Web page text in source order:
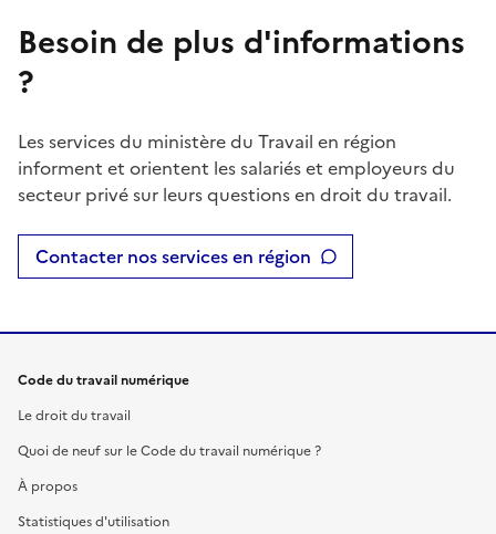
Besoin de plus d'informations
?
Les services du ministère du Travail en région
informent et orientent les salariés et employeurs du
secteur privé sur leurs questions en droit du travail.
Contacter nos services en région
Code du travail numérique
Le droit du travail
Quoi de neuf sur le Code du travail numérique ?
À propos
Statistiques d'utilisation